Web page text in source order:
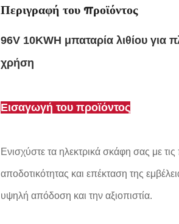
Περιγραφή του προϊόντος
96V 10KWH μπαταρία λιθίου για
χρήση
Εισαγωγή του προϊόντος
Ενισχύστε τα ηλεκτρικά σκάφη σας με
αποδοτικότητας και επέκταση της
υψηλή απόδοση και την αξιοπιστία.